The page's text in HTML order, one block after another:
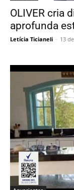
OLIVER cria
aprofunda
Letícia Ticianeli - 13